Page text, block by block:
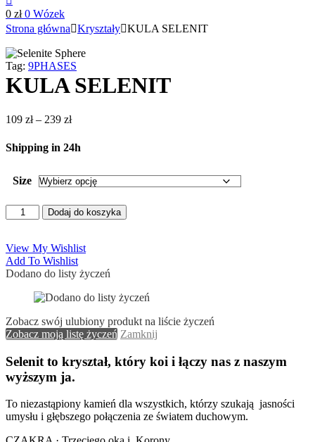
0 zł 0 Wózek
Strona główna
Kryształy KULA SELENIT
Tag: 9PHASES
KULA SELENIT
109 zł– 239 zł
Shipping in 24h
Size
ilość
KULA
Dodaj do koszyka
View My Wishlist
Add To Wishlist
Dodano do listy życzeń
Zobacz swój ulubiony produkt na liście życzeń
Zobacz moją listę życzeń Zamknij
Selenit to kryształ, który koi i łączy nas z naszym
wyższym ja.
To niezastąpiony kamień dla wszystkich, którzy szukają jasności
umysłu i głębszego połączenia ze światem duchowym.